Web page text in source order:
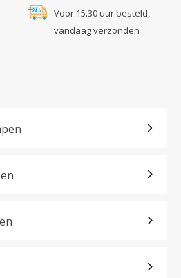
Voor 15.30 uur besteld,
vandaag verzonden